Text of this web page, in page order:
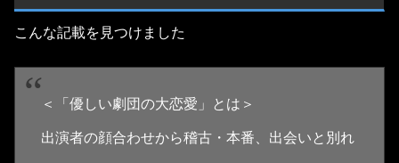
こんな記載を見つけました
＜「優しい劇団の大恋愛」とは＞
出演者の顔合わせから稽古・本番、出会いと別れ